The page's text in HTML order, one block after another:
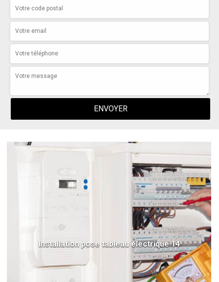
Installation pose tableau électrique 14